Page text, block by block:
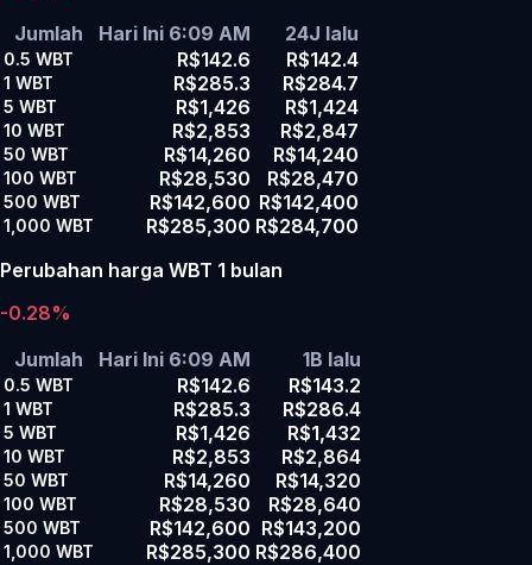
Jumlah
Hari Ini 6:09 AM 24J lalu
0.5 WBT R$142.6 R$142.4
1 WBT R$285.3 R$284.7
5 WBT R$1,426 R$1,424
10 WBT R$2,853 R$2,847
50 WBT R$14,260 R$14,240
100 WBT R$28,530 R$28,470
500 WBT R$142,600 R$142,400
1,000 WBT R$285,300 R$284,700
Perubahan harga WBT 1 bulan
-0.28%
Jumlah
Hari Ini 6:09 AM 1B lalu
0.5 WBT R$142.6 R$143.2
1 WBT R$285.3 R$286.4
5 WBT R$1,426 R$1,432
10 WBT R$2,853 R$2,864
50 WBT R$14,260 R$14,320
100 WBT R$28,530 R$28,640
500 WBT R$142,600 R$143,200
1,000 WBT R$285,300 R$286,400